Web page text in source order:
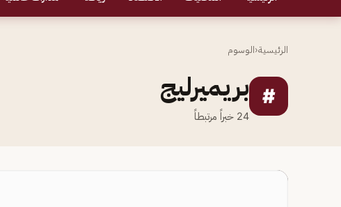
الرئيسية‹الوسوم
# بريميرليج
24 خبراً مرتبطاً